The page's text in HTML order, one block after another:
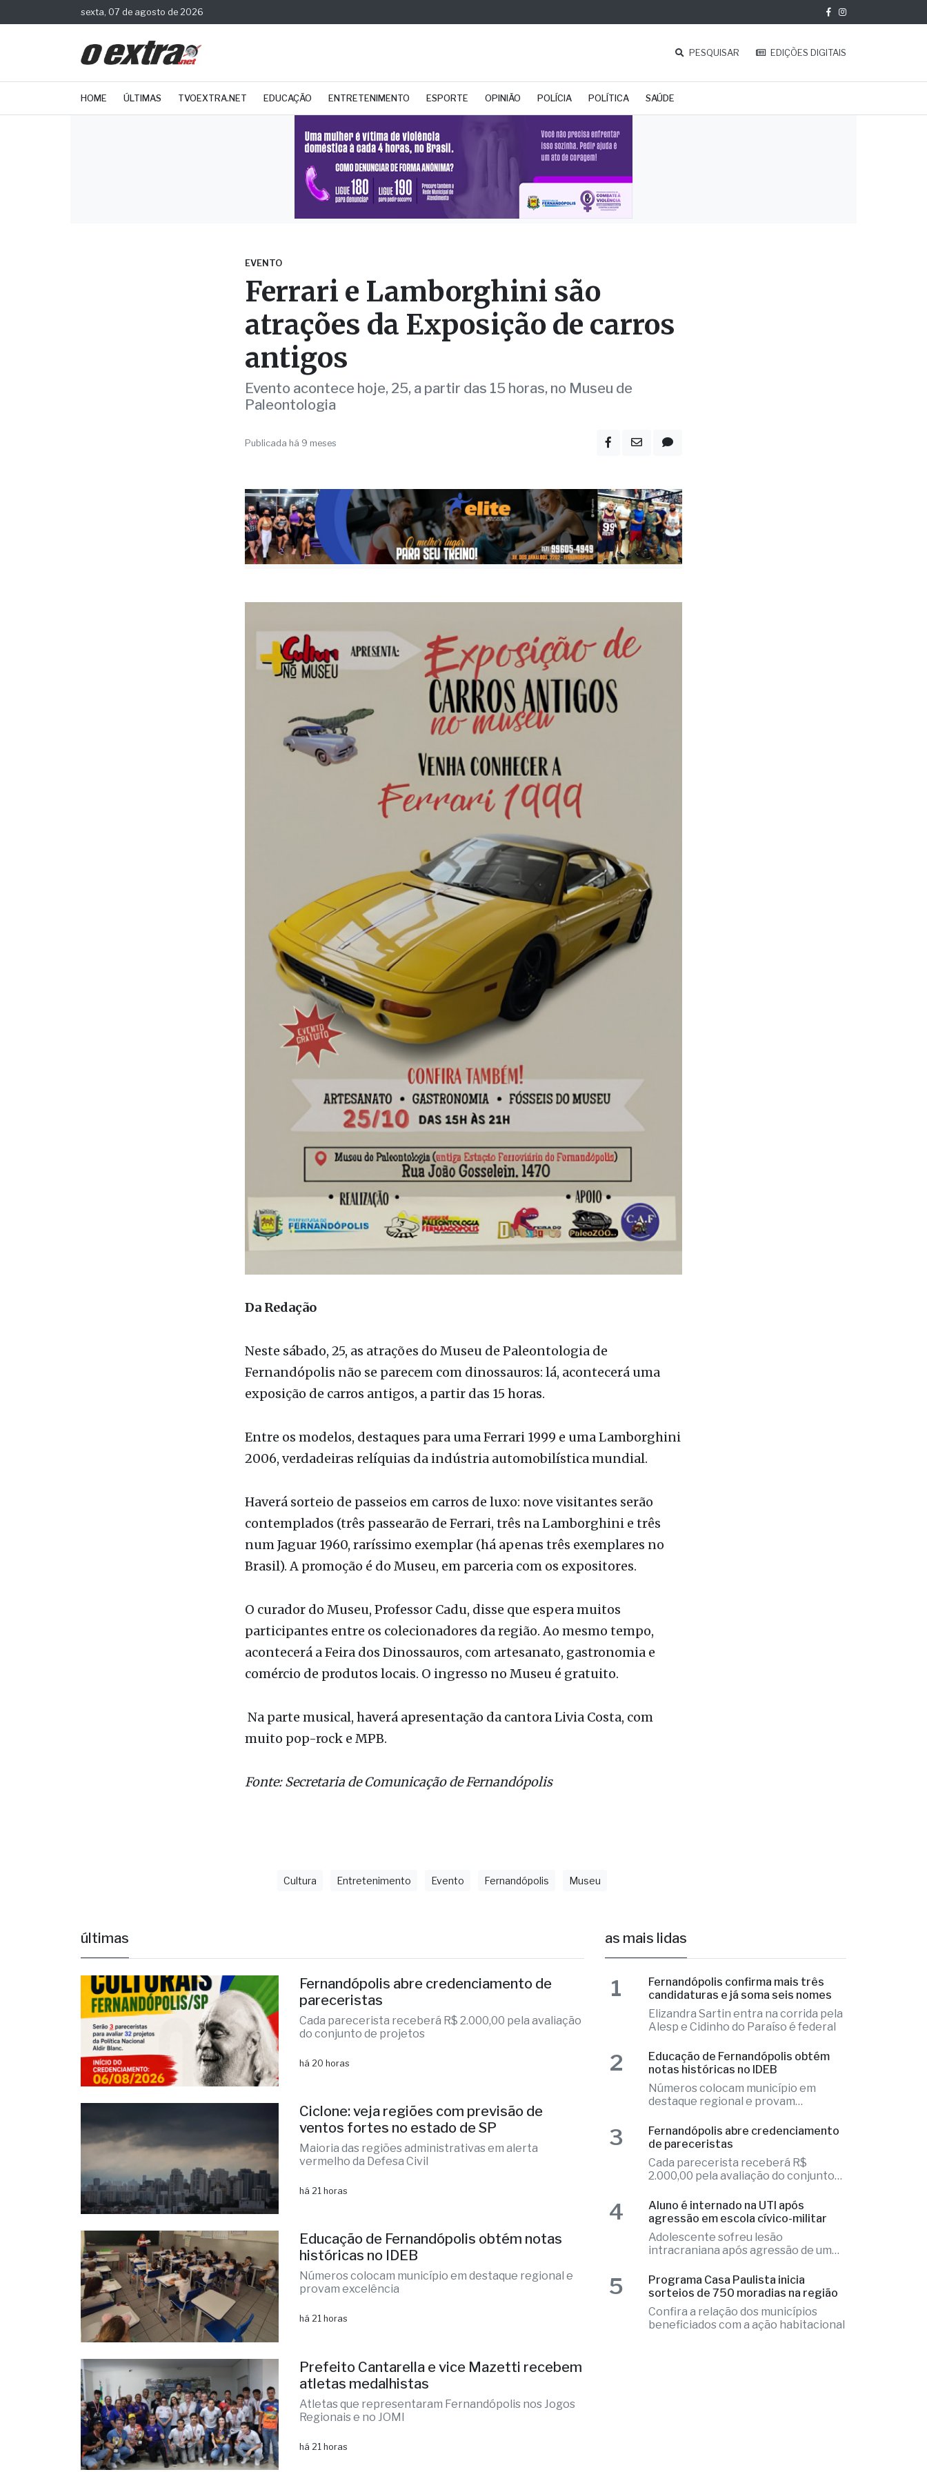
sexta, 07 de agosto de 2026
PESQUISAR EDIÇÕES DIGITAIS
HOME ÚLTIMAS TVOEXTRA.NET EDUCAÇÃO ENTRETENIMENTO ESPORTE OPINIÃO POLÍCIA POLÍTICA SAÚDE
Ferrari e Lamborghini são
atrações da Exposição de carros
antigos
Evento acontece hoje, 25, a partir das 15 horas, no Museu de
Paleontologia
Da Redação
Neste sábado, 25, as atrações do Museu de Paleontologia de
Fernandópolis não se parecem com dinossauros: lá, acontecerá uma
exposição de carros antigos, a partir das 15 horas.
Entre os modelos, destaques para uma Ferrari 1999 e uma Lamborghini
2006, verdadeiras relíquias da indústria automobilística mundial.
Haverá sorteio de passeios em carros de luxo: nove visitantes serão
contemplados (três passearão de Ferrari, três na Lamborghini e três
num Jaguar 1960, raríssimo exemplar (há apenas três exemplares no
Brasil). A promoção é do Museu, em parceria com os expositores.
O curador do Museu, Professor Cadu, disse que espera muitos
participantes entre os colecionadores da região. Ao mesmo tempo,
acontecerá a Feira dos Dinossauros, com artesanato, gastronomia e
comércio de produtos locais. O ingresso no Museu é gratuito.
Na parte musical, haverá apresentação da cantora Livia Costa, com
muito pop-rock e MPB.
Fonte: Secretaria de Comunicação de Fernandópolis
Fernandópolis
últimas
Fernandópolis abre credenciamento de
pareceristas
Cada parecerista receberá R$ 2.000,00 pela avaliação
do conjunto de projetos
Ciclone: veja regiões com previsão de
ventos fortes no estado de SP
Maioria das regiões administrativas em alerta
vermelho da Defesa Civil
Educação de Fernandópolis obtém notas
históricas no IDEB
Números colocam município em destaque regional e
provam excelência
Prefeito Cantarella e vice Mazetti recebem
atletas medalhistas
Atletas que representaram Fernandópolis nos Jogos
Regionais e no JOMI
as mais lidas
Fernandópolis confirma mais três
candidaturas e já soma seis nomes
Elizandra Sartin entra na corrida pela
Alesp e Cidinho do Paraíso é federal
1
Educação de Fernandópolis obtém
notas históricas no IDEB
Números colocam município em
destaque regional e provam
2
Fernandópolis abre credenciamento
de pareceristas
Cada parecerista receberá R$
2.000,00 pela avaliação do conjunto
3
Aluno é internado na UTI após
agressão em escola cívico-militar
Adolescente sofreu lesão
intracraniana após agressão de um
4
Programa Casa Paulista inicia
sorteios de 750 moradias na região
Confira a relação dos municípios
beneficiados com a ação habitacional
5